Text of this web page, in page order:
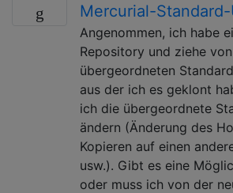
Mercurial-Standard-
Angenommen, ich habe
Repository und ziehe
übergeordneten
aus der ich es geklont
ich die übergeordnete
ändern (Änderung des
Kopieren auf einen
usw.). Gibt es eine
oder muss ich von der